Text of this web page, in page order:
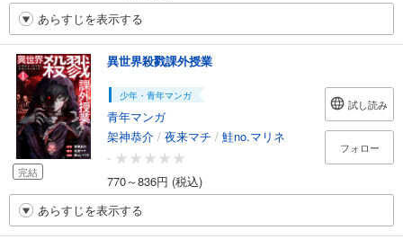
あらすじを表示する
完結
異世界殺戮課外授業
少年・青年マンガ
青年マンガ
架神恭介 / 夜来マチ / 鮭no.マリネ
-
770～836円 (税込)
試し読み
フォロー
あらすじを表示する